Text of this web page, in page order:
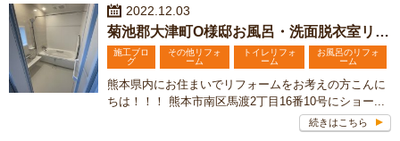
2022.12.03
菊池郡大津町O様邸お風呂・洗面脱衣室リフォーム工事
施工ブロ
グ
その他リフォ
ーム
トイレリフォ
ーム
お風呂のリフォ
ーム
熊本県内にお住まいでリフォームをお考えの方こんに
ちは！！！ 熊本市南区馬渡2丁目16番10号にショー...
続きはこちら